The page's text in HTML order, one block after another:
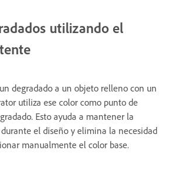
utilizando el
degradado a un objeto relleno con un
utiliza ese color como punto de
Esto ayuda a mantener la
el diseño y elimina la necesidad
manualmente el color base.